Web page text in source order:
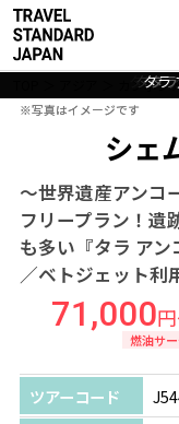
カンボジ
シェ
～世界遺産アンコ
フリープラン！遺
も多い『タラ ア
／ベトジェット
71,000
燃油サ
タラ
タラ
タ
タラ
タラ
※写真はイメージです
※写真はイメージです
ツアーコード